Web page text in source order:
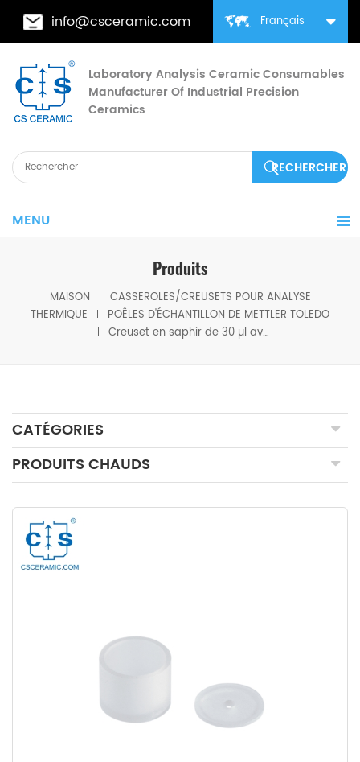
Français
info@csceramic.com
Laboratory Analysis Ceramic Consumables
Manufacturer Of Industrial Precision
Ceramics
MENU
Produits
MAISON
CASSEROLES/CREUSETS POUR ANALYSE
THERMIQUE
POÊLES D'ÉCHANTILLON DE METTLER TOLEDO
Creuset en saphir de 30 µl avec couvercle pour une taille identique à ME-51140843 Mettler toledo (plateau à échantillons/tasses)
CATÉGORIES
PRODUITS CHAUDS